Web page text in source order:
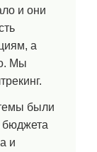
и они
а
Мы
были
бюджета
и